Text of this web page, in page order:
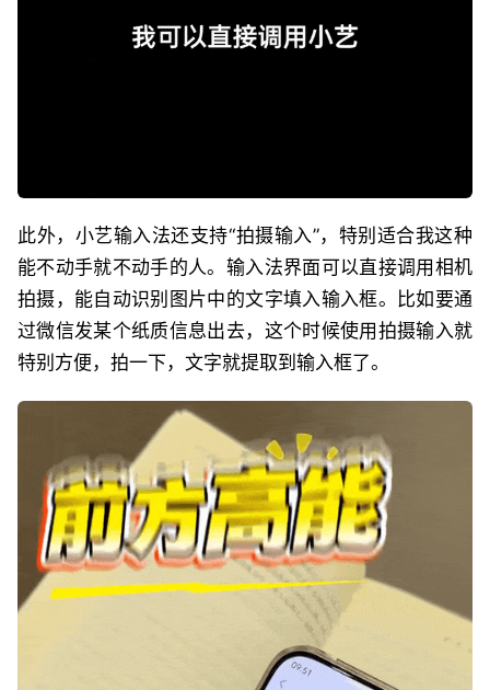
此外，小艺输入法还支持“拍摄输入”，特别适合我这种
能不动手就不动手的人。输入法界面可以直接调用相机
拍摄，能自动识别图片中的文字填入输入框。比如要通
过微信发某个纸质信息出去，这个时候使用拍摄输入就
特别方便，拍一下，文字就提取到输入框了。